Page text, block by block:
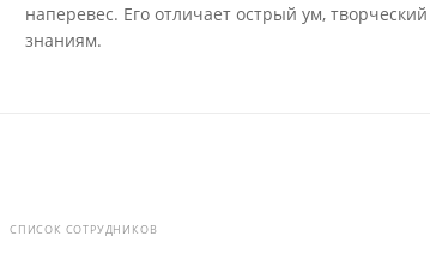
наперевес. Его отличает острый ум,
знаниям.
СПИСОК СОТРУДНИКОВ